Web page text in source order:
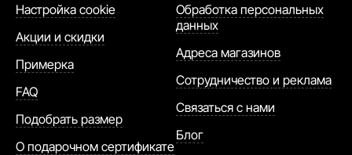
Настройка cookie
Акции и скидки
Примерка
FAQ
Подобрать размер
О подарочном сертификате
Обработка персональных
данных
Адреса магазинов
Сотрудничество и реклама
Связаться с нами
Блог